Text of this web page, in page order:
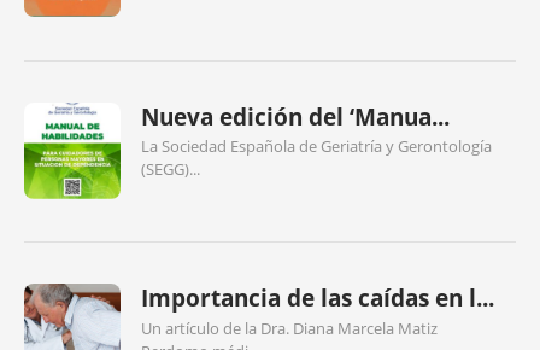
Nueva edición del ‘Manua...
La Sociedad Española de Geriatría y Gerontología
(SEGG)...
Importancia de las caídas en l...
Un artículo de la Dra. Diana Marcela Matiz